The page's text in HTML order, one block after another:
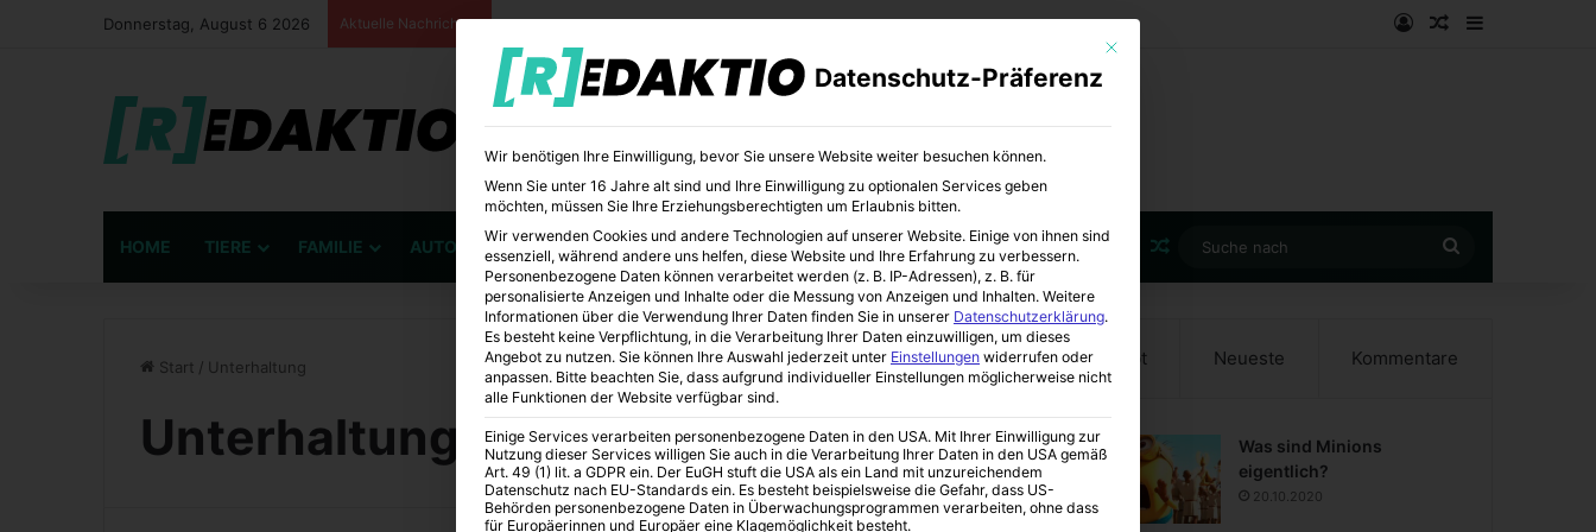
Donnerstag, August 6 2026 Aktuelle Nachrichten AnmeldenZufälliger
HOME TIERE FAMILIE AUTO BÜCHER BILDUNG KUNST Zufälliger Artikel
nach
Start / Unterhaltung
Unterhaltung
Beliebt Neueste Kommentare
Was sind Minions
eigentlich?
20.10.2020
Mit diesem Button wird der Dialog geschlossen. Seine Funktionalität ist
Datenschutz-Präferenz
Wir benötigen Ihre Einwilligung, bevor Sie unsere Website weiter besuchen können.
Wenn Sie unter 16 Jahre alt sind und Ihre Einwilligung zu optionalen Services geben
möchten, müssen Sie Ihre Erziehungsberechtigten um Erlaubnis bitten.
Wir verwenden Cookies und andere Technologien auf unserer Website. Einige von ihnen sind
essenziell, während andere uns helfen, diese Website und Ihre Erfahrung zu verbessern.
Personenbezogene Daten können verarbeitet werden (z. B. IP-Adressen), z. B. für
personalisierte Anzeigen und Inhalte oder die Messung von Anzeigen und Inhalten. Weitere
Informationen über die Verwendung Ihrer Daten finden Sie in unserer Datenschutzerklärung.
Es besteht keine Verpflichtung, in die Verarbeitung Ihrer Daten einzuwilligen, um dieses
Angebot zu nutzen. Sie können Ihre Auswahl jederzeit unter Einstellungen widerrufen oder
anpassen. Bitte beachten Sie, dass aufgrund individueller Einstellungen möglicherweise nicht
alle Funktionen der Website verfügbar sind.
Einige Services verarbeiten personenbezogene Daten in den USA. Mit Ihrer Einwilligung zur
Nutzung dieser Services willigen Sie auch in die Verarbeitung Ihrer Daten in den USA gemäß
Art. 49 (1) lit. a GDPR ein. Der EuGH stuft die USA als ein Land mit unzureichendem
Datenschutz nach EU-Standards ein. Es besteht beispielsweise die Gefahr, dass US-
Behörden personenbezogene Daten in Überwachungsprogrammen verarbeiten, ohne dass
für Europäerinnen und Europäer eine Klagemöglichkeit besteht.